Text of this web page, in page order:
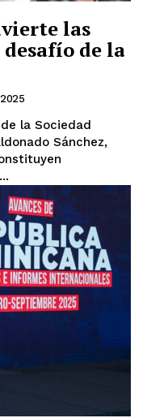
las
de la
de la Sociedad
Sánchez,